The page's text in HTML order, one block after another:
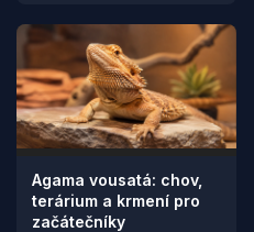
Agama vousatá: chov,
terárium a krmení pro
začátečníky